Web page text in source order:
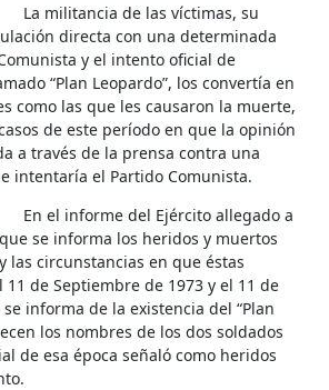
de las víctimas, su
directa con una determinada
y el intento oficial de
“Plan Leopardo”, los convertía en
como las que les causaron la muerte,
de este período en que la opinión
a través de la prensa contra una
intentaría el Partido Comunista.
del Ejército allegado a
se informa los heridos y muertos
las circunstancias en que éstas
de Septiembre de 1973 y el 11 de
informa de la existencia del “Plan
los nombres de los dos soldados
de esa época señaló como heridos